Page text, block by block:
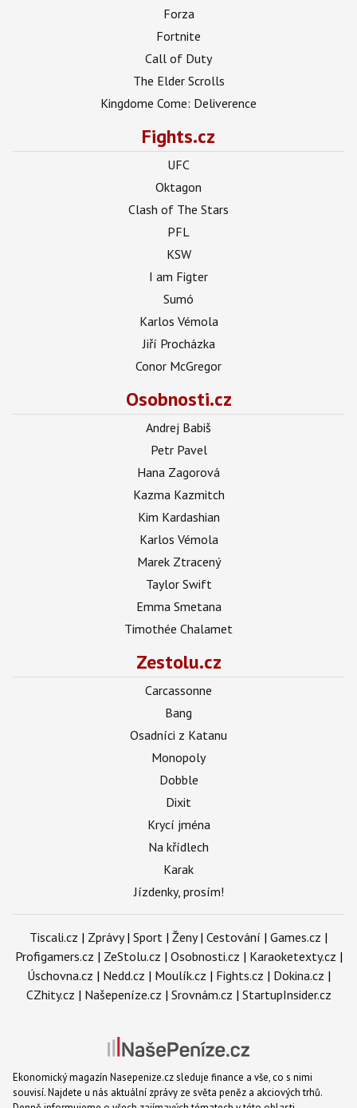
Forza
Fortnite
Call of Duty
The Elder Scrolls
Kingdome Come: Deliverence
Fights.cz
UFC
Oktagon
Clash of The Stars
PFL
KSW
I am Figter
Sumó
Karlos Vémola
Jiří Procházka
Conor McGregor
Osobnosti.cz
Andrej Babiš
Petr Pavel
Hana Zagorová
Kazma Kazmitch
Kim Kardashian
Karlos Vémola
Marek Ztracený
Taylor Swift
Emma Smetana
Timothée Chalamet
Zestolu.cz
Carcassonne
Bang
Osadníci z Katanu
Monopoly
Dobble
Dixit
Krycí jména
Na křídlech
Karak
Jízdenky, prosím!
Tiscali.cz | Zprávy| Sport | Ženy| Cestování | Games.cz |
Profigamers.cz | ZeStolu.cz | Osobnosti.cz | Karaoketexty.cz |
Úschovna.cz | Nedd.cz | Moulík.cz | Fights.cz | Dokina.cz |
CZhity.cz | Našepeníze.cz | Srovnám.cz | StartupInsider.cz
Ekonomický magazín Nasepenize.cz sleduje finance a vše, co s nimi
souvisí. Najdete u nás aktuální zprávy ze světa peněz a akciových trhů.